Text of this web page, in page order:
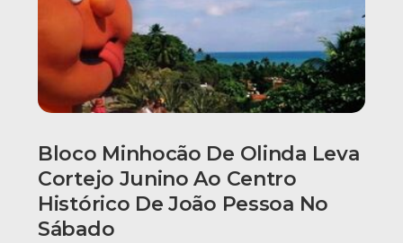
Bloco Minhocão De Olinda Leva
Cortejo Junino Ao Centro
Histórico De João Pessoa No
Sábado